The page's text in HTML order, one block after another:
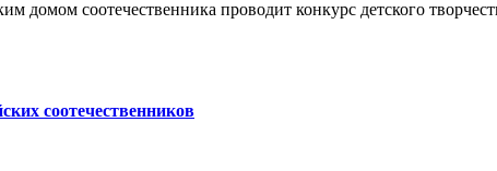
домом соотечественника проводит конкурс детского
соотечественников